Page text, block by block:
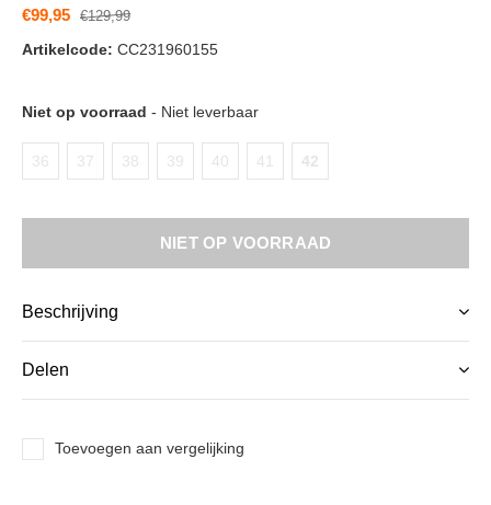
€99,95 €129,99
Artikelcode: CC231960155
Niet op voorraad - Niet leverbaar
36 37 38 39 40 41 42
NIET OP VOORRAAD
Beschrijving
Delen
Toevoegen aan vergelijking